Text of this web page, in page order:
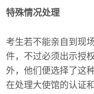
特殊情况处理
考生若不能亲自到现
件，不过必须出示授
外，他们便选择了这
在处理大使馆的认证